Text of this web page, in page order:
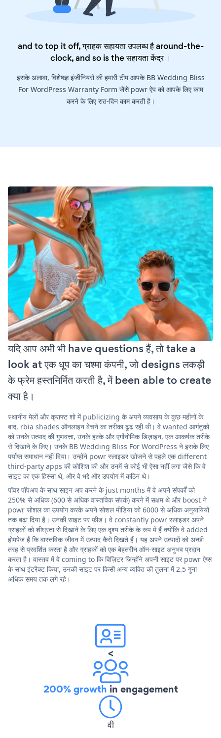
and to top it off, ग्राहक सहायता उपलब्ध है around-the-
clock, and so is theसहायता केंद्र।
इसके अलावा, विशेषज्ञ इंजीनियरों की हमारी टीम आपके BB Wedding Bliss
For WordPress Warranty Form जैसे powr ऐप को आपके लिए काम
करने के लिए रात-दिन काम करती है।
यदि आप अभी भी have questions हैं, तो take a
look at एक धूप का चश्मा कंपनी, जो designs लकड़ी
के फ्रेम हस्तनिर्मित करती है, में been able to create
क्या है।
स्थानीय मेलों और क्राफ्ट शो में publicizing के अपने व्यवसाय के कुछ महीनों के
बाद, rbia shades ऑनलाइन बेचने का तरीका ढूंढ रही थी। वे wanted आगंतुकों
को उनके उत्पाद की गुणवत्ता, उनके हल्के और एर्गोनोमिक डिज़ाइन, एक आकर्षक तरीके
से दिखाने के लिए। उनके BB Wedding Bliss For WordPress ने इसके लिए
पर्याप्त समाधान नहीं दिया। उन्होंने powr स्लाइडर खोजने से पहले एक different
third-party apps की कोशिश की और उनमें से कोई भी ऐसा नहीं लगा जैसे कि वे
साइट का एक हिस्सा थे, और वे भद्दे और उपयोग में कठिन थे।
पॉवर पॉपअप के साथ साइन अप करने के just months में वे अपने संपर्कों को
250% से अधिक (600 से अधिक वास्तविक संपर्क) करने में सक्षम थे और boost ने
powr सोशल का उपयोग करके अपने सोशल मीडिया को 6000 से अधिक अनुयायियों
तक बढ़ा दिया है। उनकी साइट पर फ़ीड। वे constantly powr स्लाइडर अपने
ग्राहकों को शीघ्रता से दिखाने के लिए एक दृश्य तरीके के रूप में हैं क्योंकि वे added
होमपेज हैं कि वास्तविक जीवन में उत्पाद कैसे दिखते हैं। यह अपने उत्पादों को अच्छी
तरह से प्रदर्शित करता है और ग्राहकों को एक बेहतरीन ऑन-साइट अनुभव प्रदान
करता है। वास्तव में वे coming to कि विज़िटर जिन्होंने अपनी साइट पर powr ऐप्स
के साथ इंटरैक्ट किया, उनकी साइट पर किसी अन्य व्यक्ति की तुलना में 2.5 गुना
अधिक समय तक लगे रहे।
<
200% growth in engagement
वी